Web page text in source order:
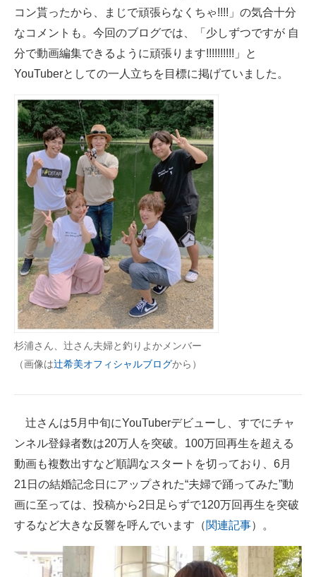
コン貰ったから、まじで頑張らなくちゃ!!!!」の気合十分
なコメントも。今回のブログでは、「少しずつですが 自
分で動画編集できるように頑張ります!!!!!!!!!!」と
YouTuberとしての一人立ちを目標に掲げていました。
杉浦さん、辻さん夫婦と釣りよかメンバー
（画像は辻希美オフィシャルブログから）
辻さんは5月中旬にYouTuberデビューし、すでにチャ
ンネル登録者数は20万人を突破。100万回再生を超える
動画も複数出すなど順調なスタートを切っており、6月
21日の結婚記念日にアップされた“夫婦で踊ってみた”動
画に至っては、投稿から2日足らずで120万回再生を突破
するなど大きな反響を呼んでいます（関連記事）。